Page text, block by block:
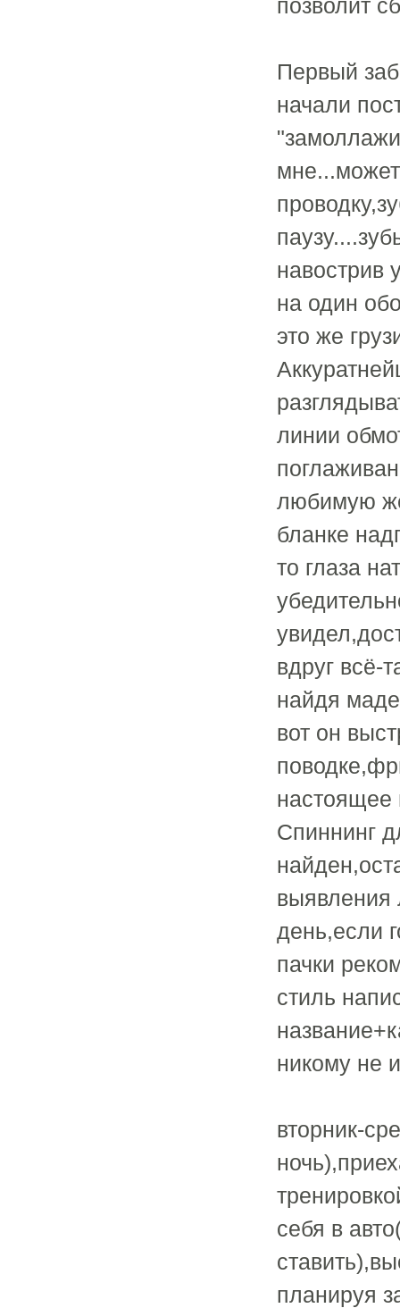
позволит
Первый
начали
навострив
на один
это же
линии
любимую
бланке
то глаза
вдруг всё-
найдя
вот он
настоящее
Спиннинг
выявления
день,если
пачки
стиль
никому не
вторник-
себя в
планируя